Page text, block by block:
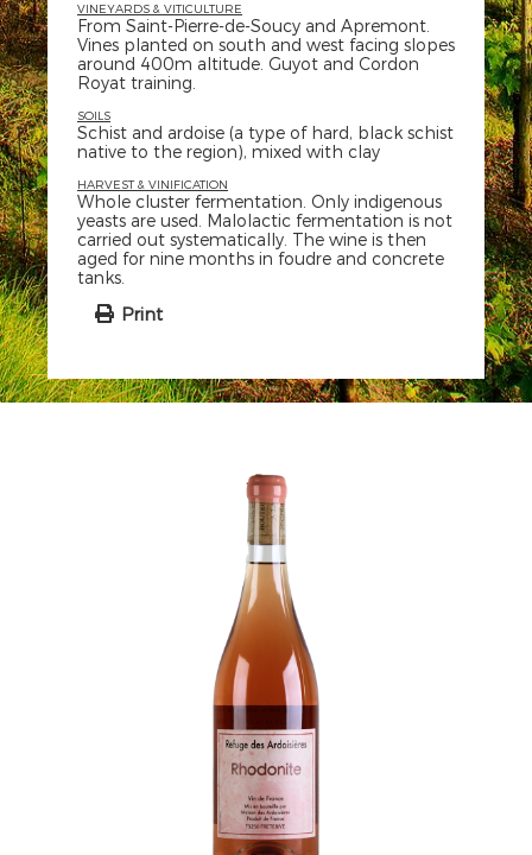
VINEYARDS & VITICULTURE
From Saint-Pierre-de-Soucy and Apremont.
Vines planted on south and west facing slopes
around 400m altitude. Guyot and Cordon
Royat training.
SOILS
Schist and ardoise (a type of hard, black schist
native to the region), mixed with clay
HARVEST & VINIFICATION
Whole cluster fermentation. Only indigenous
yeasts are used. Malolactic fermentation is not
carried out systematically. The wine is then
aged for nine months in foudre and concrete
tanks.
Print